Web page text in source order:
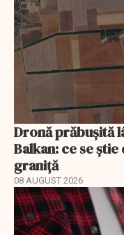
Dronă prăbușită
Balkan: ce se
graniță
08 AUGUST 2026